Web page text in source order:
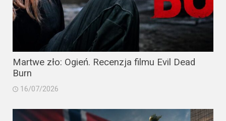
Martwe zło: Ogień. Recenzja filmu Evil Dead
Burn
16/07/2026